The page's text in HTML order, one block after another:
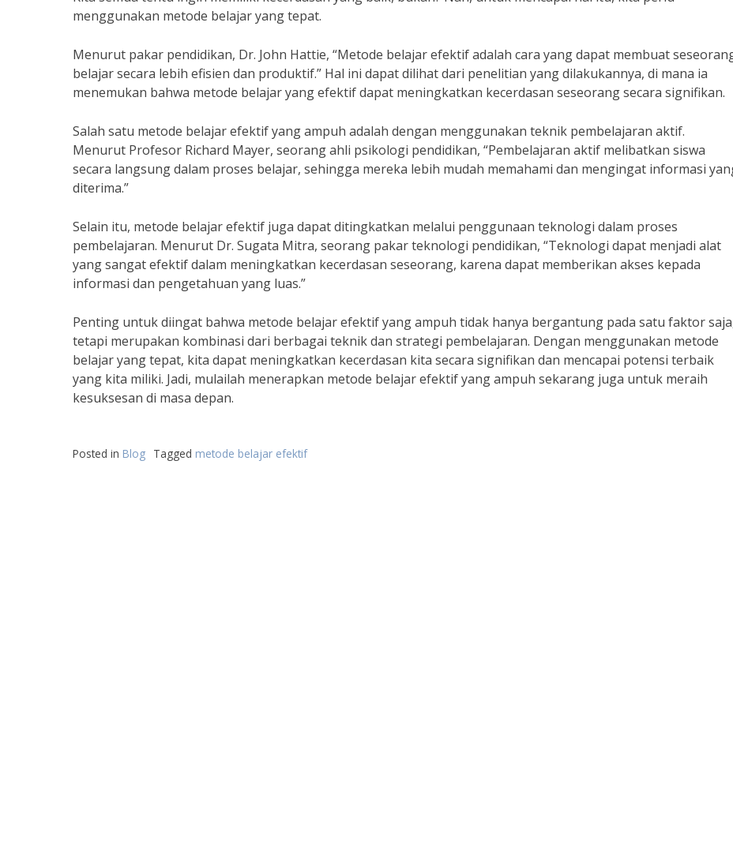
menggunakan metode belajar yang tepat.
Menurut pakar pendidikan, Dr. John Hattie, “Metode belajar efektif adalah cara yang dapat membuat
belajar secara lebih efisien dan produktif.” Hal ini dapat dilihat dari penelitian yang dilakukannya, di mana ia
menemukan bahwa metode belajar yang efektif dapat meningkatkan kecerdasan seseorang secara signifikan.
Salah satu metode belajar efektif yang ampuh adalah dengan menggunakan teknik pembelajaran aktif.
Menurut Profesor Richard Mayer, seorang ahli psikologi pendidikan, “Pembelajaran aktif melibatkan siswa
secara langsung dalam proses belajar, sehingga mereka lebih mudah memahami dan mengingat informasi
diterima.”
Selain itu, metode belajar efektif juga dapat ditingkatkan melalui penggunaan teknologi dalam proses
pembelajaran. Menurut Dr. Sugata Mitra, seorang pakar teknologi pendidikan, “Teknologi dapat menjadi alat
yang sangat efektif dalam meningkatkan kecerdasan seseorang, karena dapat memberikan akses kepada
informasi dan pengetahuan yang luas.”
Penting untuk diingat bahwa metode belajar efektif yang ampuh tidak hanya bergantung pada satu faktor
tetapi merupakan kombinasi dari berbagai teknik dan strategi pembelajaran. Dengan menggunakan metode
belajar yang tepat, kita dapat meningkatkan kecerdasan kita secara signifikan dan mencapai potensi terbaik
yang kita miliki. Jadi, mulailah menerapkan metode belajar efektif yang ampuh sekarang juga untuk meraih
kesuksesan di masa depan.
Posted in Blog Tagged metode belajar efektif